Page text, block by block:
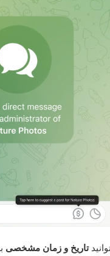
تاریخ و زمان مشخصی